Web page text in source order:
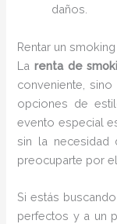
daños.
Rentar un
Larenta de
conveniente,
opciones de
evento especial
sin la necesidad
preocuparte por
Si estás
perfectos y a un